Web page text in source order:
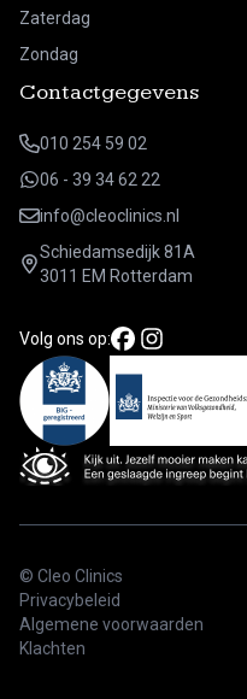
Zaterdag
Zondag
Contactgegevens
010 254 59 02
06 - 39 34 62 22
info@cleoclinics.nl
Schiedamsedijk 81A
3011 EM Rotterdam
Volg ons op:
© Cleo Clinics
Privacybeleid
Algemene voorwaarden
Klachten